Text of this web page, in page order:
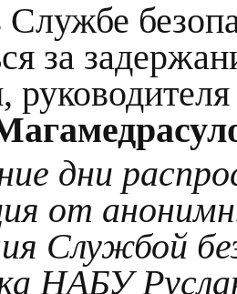
за
дни
от
Службой
НАБУ